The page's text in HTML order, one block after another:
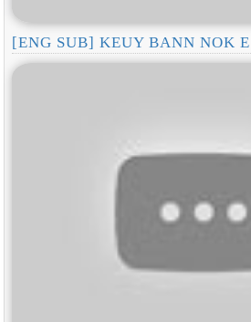
[ENG SUB] KEUY BANN NOK